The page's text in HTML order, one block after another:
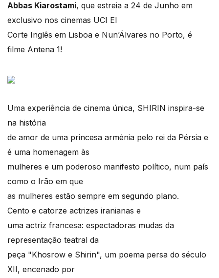
Abbas Kiarostami, que estreia a 24 de Junho em
exclusivo nos cinemas UCI El
Corte Inglês em Lisboa e Nun’Álvares no Porto, é
filme Antena 1!
Uma experiência de cinema única, SHIRIN inspira-se
na história
de amor de uma princesa arménia pelo rei da Pérsia e
é uma homenagem às
mulheres e um poderoso manifesto político, num país
como o Irão em que
as mulheres estão sempre em segundo plano.
Cento e catorze actrizes iranianas e
uma actriz francesa: espectadoras mudas da
representação teatral da
peça "Khosrow e Shirin", um poema persa do século
XII, encenado por